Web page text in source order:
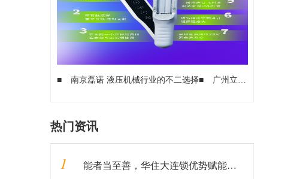
■ 南京磊诺 液压机械行业的不二选择■ 广州立鑫 无极振动眼霜软管 一触即发 带给你“晴”彩人生
热门资讯
1 能者当至善，华住大连锁优势赋能全国战"疫"